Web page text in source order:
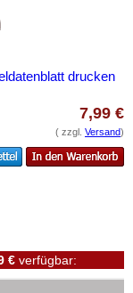
1934)
drucken
7,99 €
( zzgl. Versand)
€ verfügbar: